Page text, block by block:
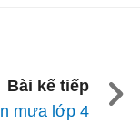
Bài kế tiếp
mưa lớp 4